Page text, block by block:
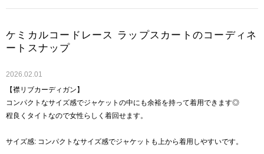
ケミカルコードレース ラップスカートのコーディネ
ートスナップ
2026.02.01
【襟リブカーディガン】
コンパクトなサイズ感でジャケットの中にも余裕を持って着用できます◎
程良くタイトなので女性らしく着回せます。
サイズ感: コンパクトなサイズ感でジャケットも上から着用しやすいです。